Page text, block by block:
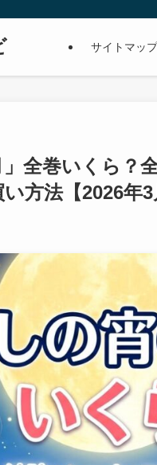
サイトマッ
」全巻いくら？
方法【2026年3